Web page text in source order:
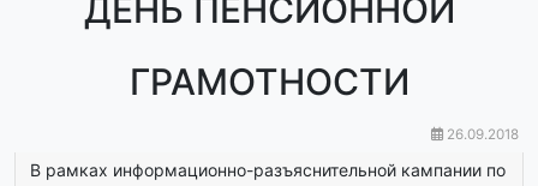
ДЕНЬ ПЕНСИОННОЙ
ГРАМОТНОСТИ
26.09.2018
В рамках информационно-разъяснительной кампании по